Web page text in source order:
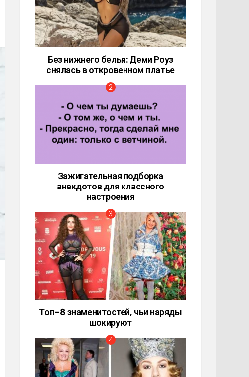
Без нижнего белья: Деми Роуз
снялась в откровенном платье
Зажигательная подборка
анекдотов для классного
настроения
Топ-8 знаменитостей, чьи наряды
шокируют